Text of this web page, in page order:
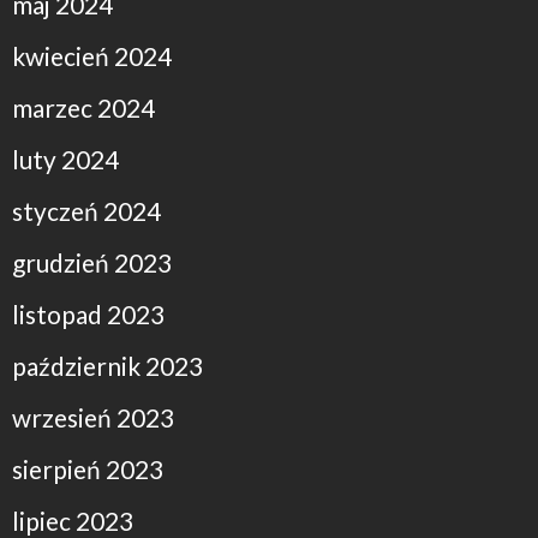
kwiecień 2024
marzec 2024
luty 2024
styczeń 2024
grudzień 2023
listopad 2023
październik 2023
wrzesień 2023
sierpień 2023
lipiec 2023